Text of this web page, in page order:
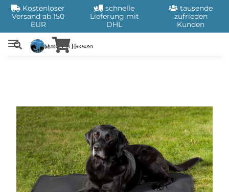
Kostenloser
Versand ab 150
EUR
schnelle
Lieferung mit
DHL
tausende
zufrieden
Kunden